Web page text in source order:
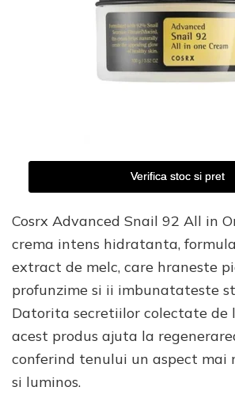
Verifica stoc si pret
Cosrx Advanced Snail 92 All in
crema intens hidratanta,
extract de melc, care hraneste
profunzime si ii imbunatateste
Datorita secretiilor colectate de
acest produs ajuta la
conferind tenului un aspect mai
si luminos.